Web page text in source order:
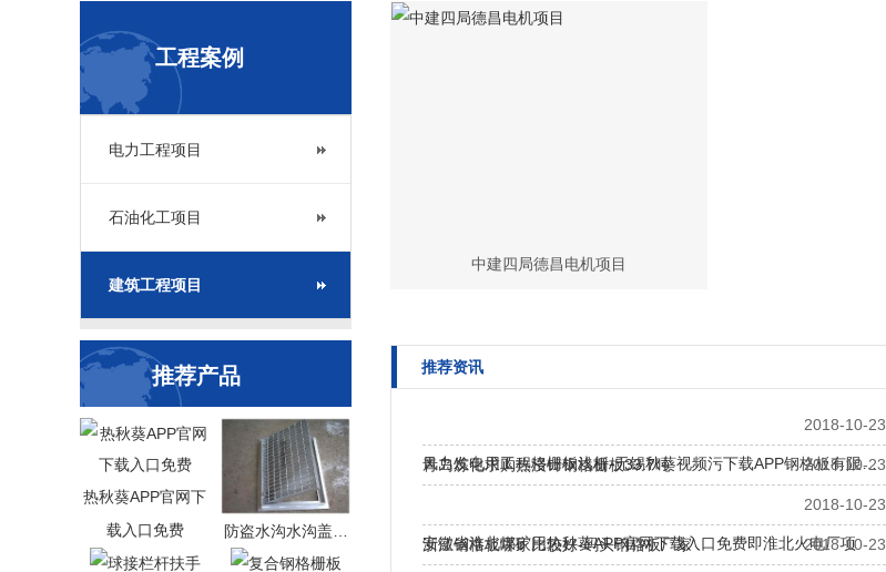
工程案例
电力工程项目
石油化工项目
建筑工程项目
推荐产品
热秋葵APP官网下
载入口免费
防盗水沟水沟盖…
中建四局德昌电机项目
推荐资讯
2018-10-23
风力发电用工程格栅板浅析-无锡秋葵视频污下载APP钢格板有限…
2018-10-23
青岛炼化求购热浸锌钢格栅板33.7吨
2018-10-23
安徽省淮北煤矿用热秋葵APP官网下载入口免费即淮北火电厂项
2018-10-23
浙江钢格板哪家比较好-码头钢格板厂家